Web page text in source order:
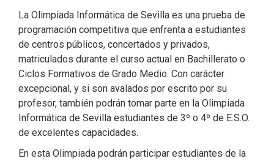
La Olimpiada Informática de Sevilla es una prueba de
programación competitiva que enfrenta a estudiantes
de centros públicos, concertados y privados,
matriculados durante el curso actual en Bachillerato o
Ciclos Formativos de Grado Medio. Con carácter
excepcional, y si son avalados por escrito por su
profesor, también podrán tomar parte en la Olimpiada
Informática de Sevilla estudiantes de 3º o 4º de E.S.O.
de excelentes capacidades.
En esta Olimpiada podrán participar estudiantes de la